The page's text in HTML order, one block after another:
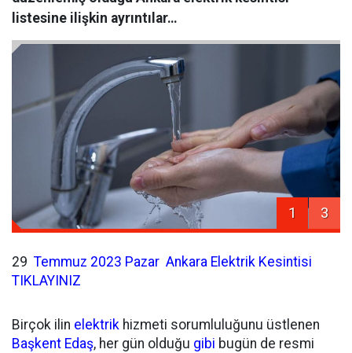
listesine ilişkin ayrıntılar…
1 3
29 Temmuz 2023 Pazar Ankara Elektrik Kesintisi
TIKLAYINIZ
Birçok ilin elektrik hizmeti sorumluluğunu üstlenen
Başkent Edaş, her gün olduğu gibi bugün de resmi